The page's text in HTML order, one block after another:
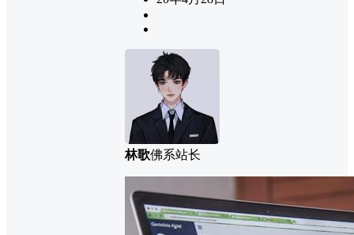
林歌佛系站长